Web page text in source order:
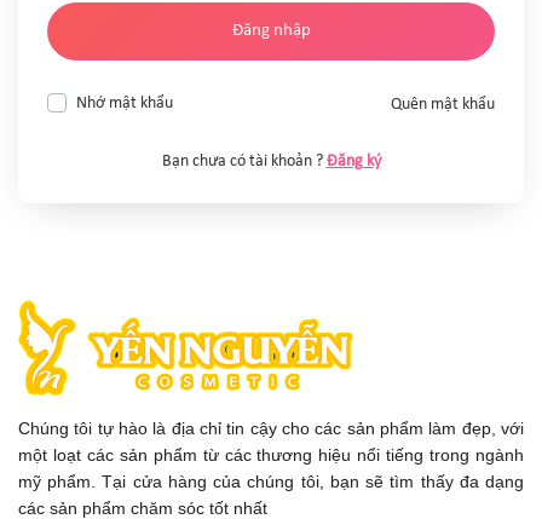
Đăng nhập
Nhớ mật khẩu Quên mật khẩu
Bạn chưa có tài khoản ? Đăng ký
Chúng tôi tự hào là địa chỉ tin cậy cho các sản phẩm làm đẹp, với
một loạt các sản phẩm từ các thương hiệu nổi tiếng trong ngành
mỹ phẩm. Tại cửa hàng của chúng tôi, bạn sẽ tìm thấy đa dạng
các sản phẩm chăm sóc tốt nhất